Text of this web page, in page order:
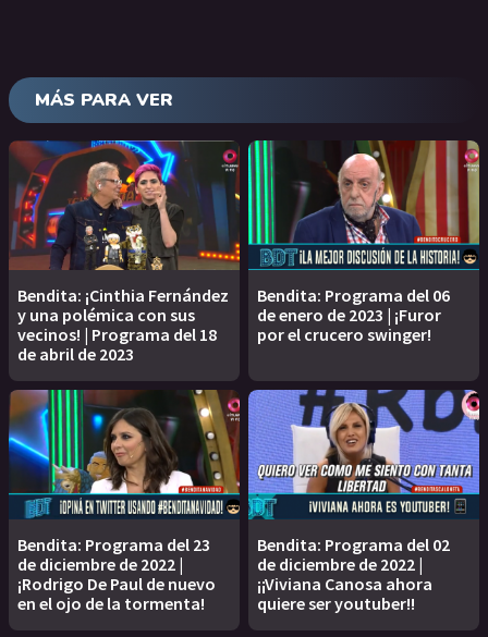
MÁS PARA VER
Bendita: ¡Cinthia Fernández
y una polémica con sus
vecinos! | Programa del 18
de abril de 2023
Bendita: Programa del 06
de enero de 2023 | ¡Furor
por el crucero swinger!
Bendita: Programa del 23
de diciembre de 2022 |
¡Rodrigo De Paul de nuevo
en el ojo de la tormenta!
Bendita: Programa del 02
de diciembre de 2022 |
¡¡Viviana Canosa ahora
quiere ser youtuber!!